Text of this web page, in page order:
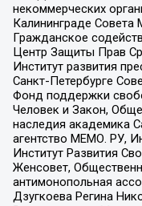
некоммерческих
Калининграде Совета
Гражданское
Центр Защиты Прав
Институт развития
Санкт-Петербурге
Фонд поддержки
Человек и Закон,
наследия академика
агентство МЕМО. РУ,
Институт Развития
Женсовет,
антимонопольная
Дзугкоева Регина